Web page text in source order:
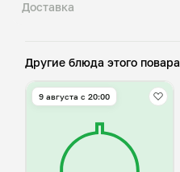
Доставка
Другие блюда этого повара
9 августа с 20:00